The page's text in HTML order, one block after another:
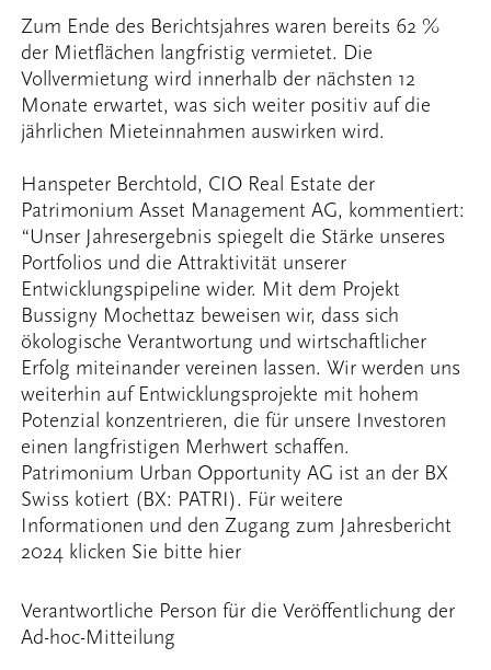
Zum Ende des Berichtsjahres waren bereits 62 %
der Mietflächen langfristig vermietet. Die
Vollvermietung wird innerhalb der nächsten 12
Monate erwartet, was sich weiter positiv auf die
jährlichen Mieteinnahmen auswirken wird.
Hanspeter Berchtold, CIO Real Estate der
Patrimonium Asset Management AG, kommentiert:
“Unser Jahresergebnis spiegelt die Stärke unseres
Portfolios und die Attraktivität unserer
Entwicklungspipeline wider. Mit dem Projekt
Bussigny Mochettaz beweisen wir, dass sich
ökologische Verantwortung und wirtschaftlicher
Erfolg miteinander vereinen lassen. Wir werden uns
weiterhin auf Entwicklungsprojekte mit hohem
Potenzial konzentrieren, die für unsere Investoren
einen langfristigen Merhwert schaffen.
Patrimonium Urban Opportunity AG ist an der BX
Swiss kotiert (BX: PATRI). Für weitere
Informationen und den Zugang zum Jahresbericht
2024 klicken Sie bitte hier
Verantwortliche Person für die Veröffentlichung der
Ad-hoc-Mitteilung